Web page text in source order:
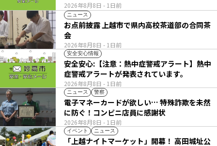
2026年8月8日 - 1日前
ニュース
2026年8月8日 - 1日前
お点前披露 上越市で県内高校茶道部の合同茶
会
安全安心情報
2026年8月8日 - 1日前
安全安心:【注意：熱中症警戒アラート】熱中
症警戒アラートが発表されています。
ニュース 警察
2026年8月8日 - 1日前
電子マネーカードが欲しい… 特殊詐欺を未然
に防ぐ！コンビニ店員に感謝状
イベント ニュース
「上越ナイトマーケット」開幕！ 高田城址公